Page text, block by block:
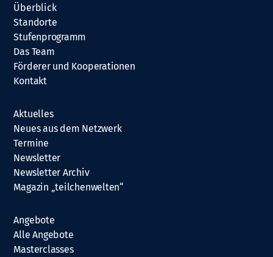
Überblick
Standorte
Stufenprogramm
Das Team
Förderer und Kooperationen
Kontakt
Aktuelles
Neues aus dem Netzwerk
Termine
Newsletter
Newsletter Archiv
Magazin „teilchenwelten“
Angebote
Alle Angebote
Masterclasses